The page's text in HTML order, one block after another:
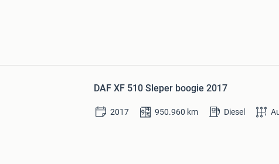
DAF XF 510 Sleper boogie 2017
2017 950.960 km Diesel